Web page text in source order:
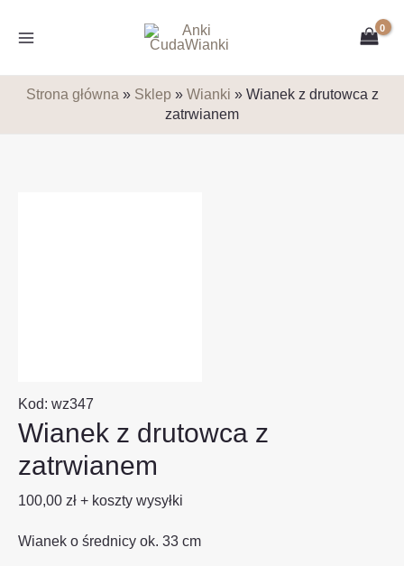
Strona główna » Sklep» Wianki » Wianek z drutowca z
zatrwianem
produktówprodukt
produktówprodukty
produktyproduktów
Kod: wz347
Wianek z drutowca z
zatrwianem
100,00 zł + koszty wysyłki
Wianek o średnicy ok. 33 cm